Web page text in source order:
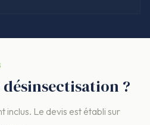
?
inclus. Le devis est établi sur